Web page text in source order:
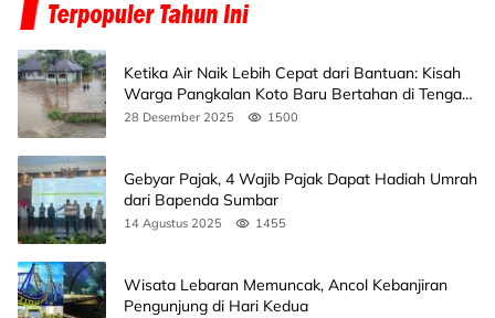
Ketika Air Naik Lebih Cepat dari Bantuan: Kisah
Warga Pangkalan Koto Baru Bertahan di Tengah
Banjir
28 Desember 2025 1500
Gebyar Pajak, 4 Wajib Pajak Dapat Hadiah Umrah
dari Bapenda Sumbar
14 Agustus 2025 1455
Wisata Lebaran Memuncak, Ancol Kebanjiran
Pengunjung di Hari Kedua